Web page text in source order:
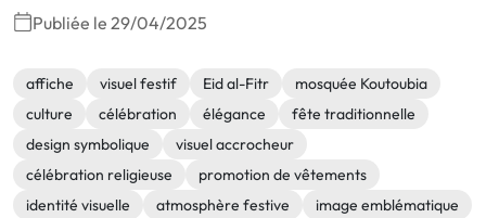
Publiée le 29/04/2025
affiche visuel festif Eid al-Fitr
mosquée Koutoubia
culture
célébration élégance
fête traditionnelle
design symbolique
visuel accrocheur
célébration religieuse
promotion de vêtements
identité visuelle
atmosphère festive
image emblématique